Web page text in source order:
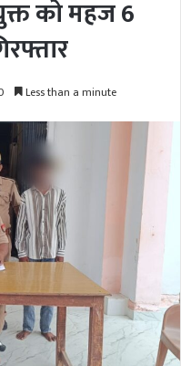
को महज 6
Less than a minute